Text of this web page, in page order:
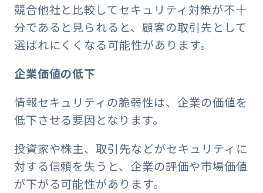
競合他社と比較してセキュリティ対策が不十
分であると見られると、顧客の取引先として
選ばれにくくなる可能性があります。
企業価値の低下
情報セキュリティの脆弱性は、企業の価値を
低下させる要因となります。
投資家や株主、取引先などがセキュリティに
対する信頼を失うと、企業の評価や市場価値
が下がる可能性があります。